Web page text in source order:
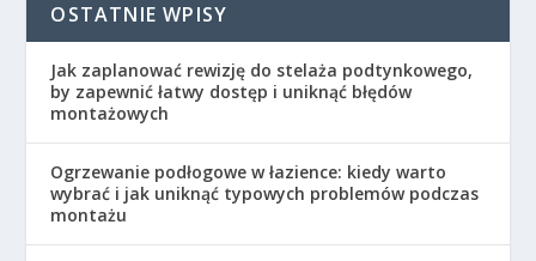
OSTATNIE WPISY
Jak zaplanować rewizję do stelaża podtynkowego,
by zapewnić łatwy dostęp i uniknąć błędów
montażowych
Ogrzewanie podłogowe w łazience: kiedy warto
wybrać i jak uniknąć typowych problemów podczas
montażu